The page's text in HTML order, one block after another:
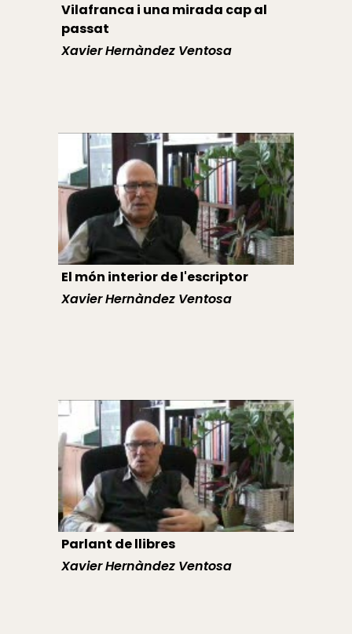
Vilafranca i una mirada cap al
passat
Xavier Hernàndez Ventosa
El món interior de l'escriptor
Xavier Hernàndez Ventosa
Parlant de llibres
Xavier Hernàndez Ventosa